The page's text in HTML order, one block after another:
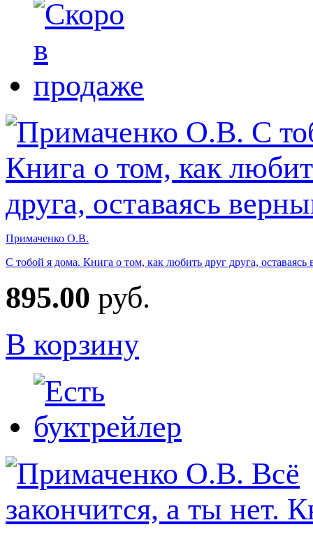
Примаченко О.В.
С тобой я дома. Книга о том, как любить друг друга, оставаясь
895.00 руб.
В корзину